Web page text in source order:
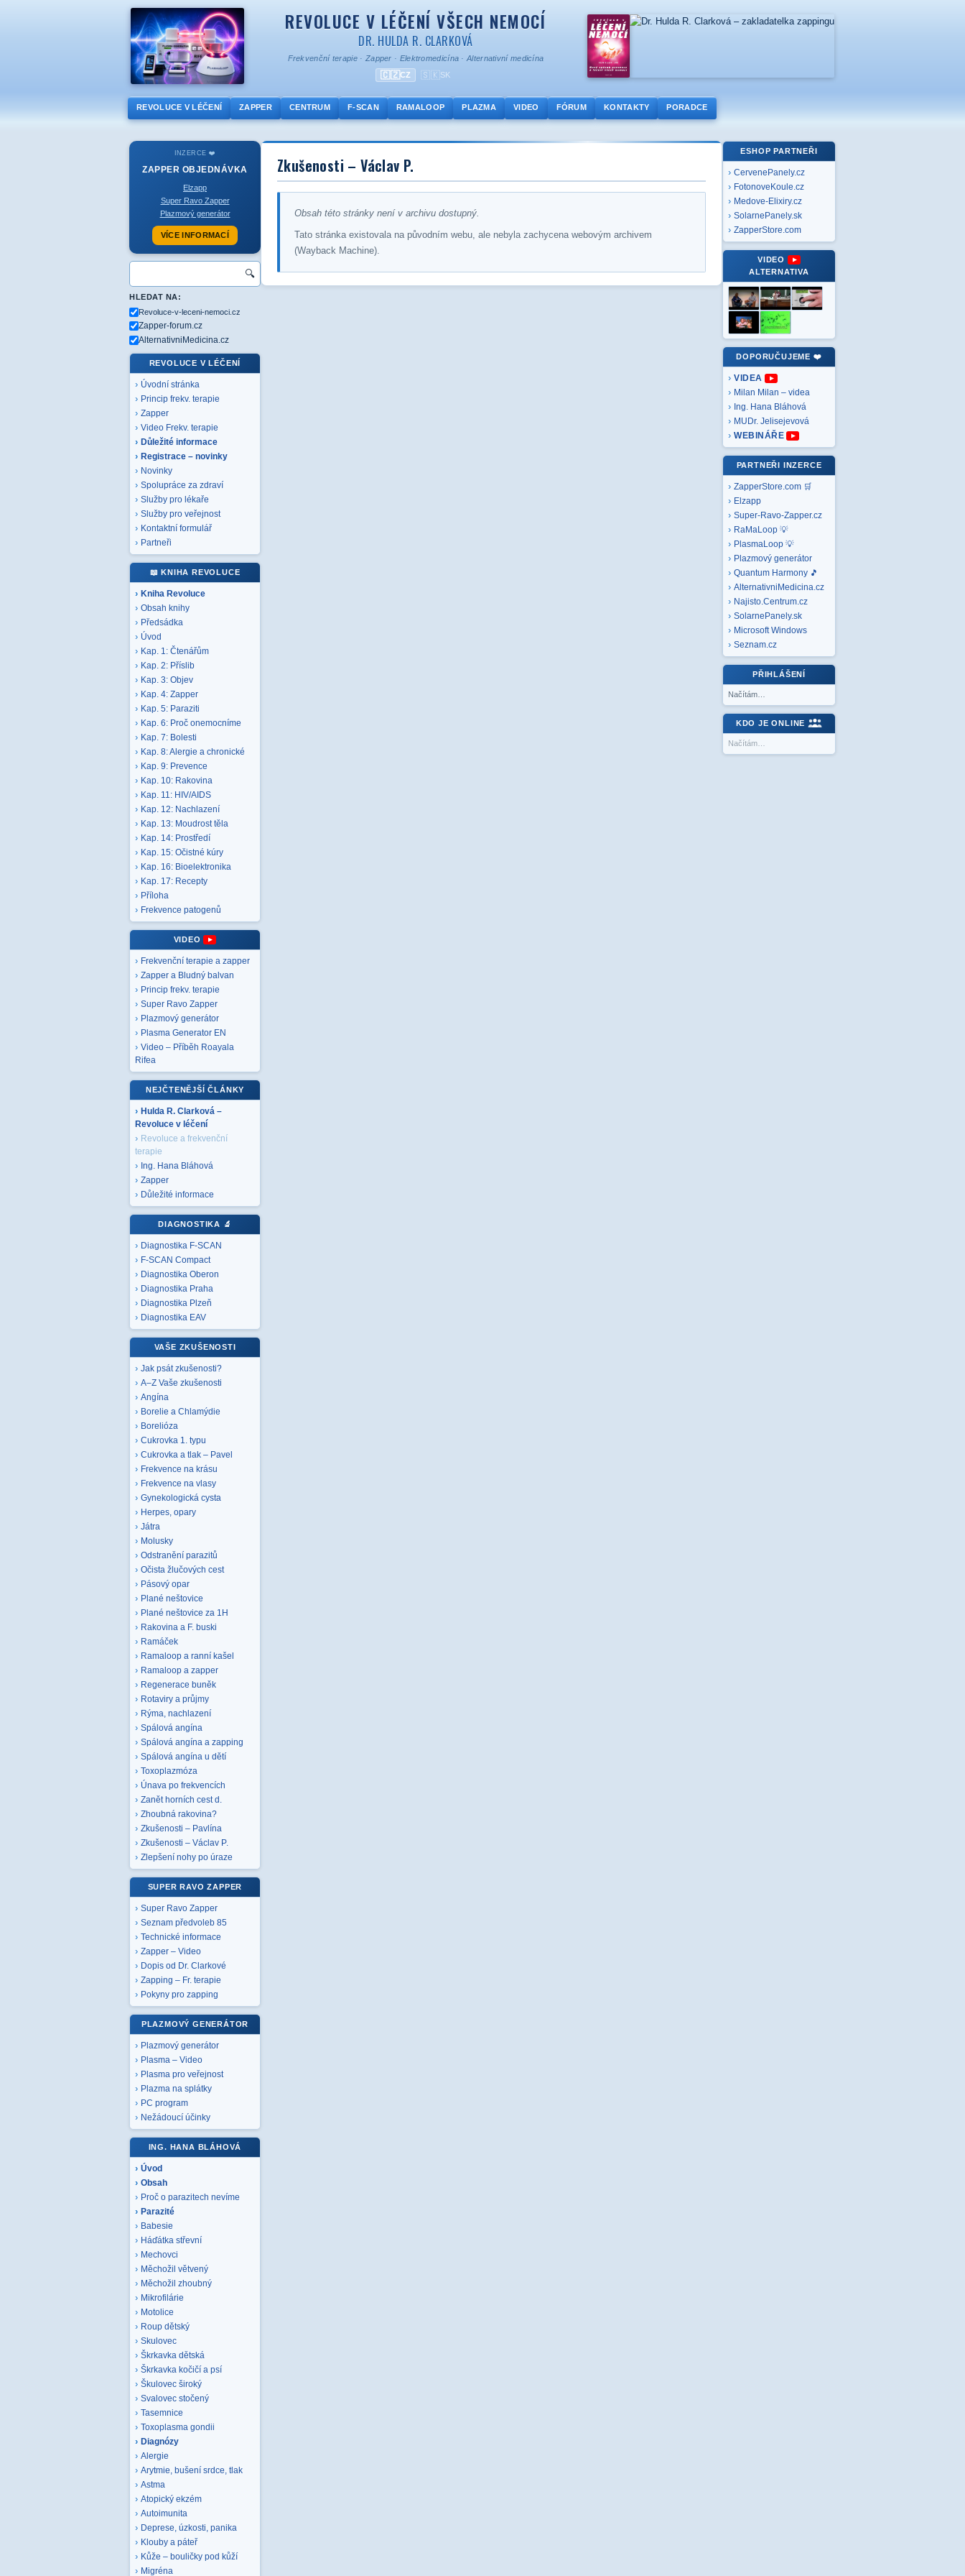
REVOLUCE V LÉČENÍ VŠECH NEMOCÍ
DR. HULDA R. CLARKOVÁ
Frekvenční terapie · Zapper · Elektromedicína ·Alternativní medicína
🇨🇿 CZ 🇸🇰SK
REVOLUCE V LÉČENÍ ZAPPER CENTRUM F-SCAN RAMALOOP PLAZMA VIDEO FÓRUM KONTAKTY PORADCE
INZERCE ❤️
ZAPPER OBJEDNÁVKA
Elzapp
Super Ravo Zapper
Plazmový generátor
VÍCE INFORMACÍ
🔍
HLEDAT NA:
Revoluce-v-leceni-nemoci.cz
Zapper-forum.cz
AlternativniMedicina.cz
REVOLUCE V LÉČENÍ
Úvodní stránka
Princip frekv. terapie
Zapper
Video Frekv. terapie
Důležité informace
Registrace – novinky
Novinky
Spolupráce za zdraví
Služby pro lékaře
Služby pro veřejnost
Kontaktní formulář
Partneři
📖 KNIHA REVOLUCE
Kniha Revoluce
Obsah knihy
Předsádka
Úvod
Kap. 1: Čtenářům
Kap. 2: Příslib
Kap. 3: Objev
Kap. 4: Zapper
Kap. 5: Paraziti
Kap. 6: Proč onemocníme
Kap. 7: Bolesti
Kap. 8: Alergie a chronické
Kap. 9: Prevence
Kap. 10: Rakovina
Kap. 11: HIV/AIDS
Kap. 12: Nachlazení
Kap. 13: Moudrost těla
Kap. 14: Prostředí
Kap. 15: Očistné kúry
Kap. 16: Bioelektronika
Kap. 17: Recepty
Příloha
Frekvence patogenů
VIDEO
Frekvenční terapie a zapper
Zapper a Bludný balvan
Princip frekv. terapie
Super Ravo Zapper
Plazmový generátor
Plasma Generator EN
Video – Příběh Roayala
Rifea
NEJČTENĚJŠÍ ČLÁNKY
Hulda R. Clarková –
Revoluce v léčení
Revoluce a frekvenční
terapie
Ing. Hana Bláhová
Zapper
Důležité informace
DIAGNOSTIKA 🔬
Diagnostika F-SCAN
F-SCAN Compact
Diagnostika Oberon
Diagnostika Praha
Diagnostika Plzeň
Diagnostika EAV
VAŠE ZKUŠENOSTI
Jak psát zkušenosti?
A–Z Vaše zkušenosti
Angína
Borelie a Chlamýdie
Borelióza
Cukrovka 1. typu
Cukrovka a tlak – Pavel
Frekvence na krásu
Frekvence na vlasy
Gynekologická cysta
Herpes, opary
Játra
Molusky
Odstranění parazitů
Očista žlučových cest
Pásový opar
Plané neštovice
Plané neštovice za 1H
Rakovina a F. buski
Ramáček
Ramaloop a ranní kašel
Ramaloop a zapper
Regenerace buněk
Rotaviry a průjmy
Rýma, nachlazení
Spálová angína
Spálová angína a zapping
Spálová angína u dětí
Toxoplazmóza
Únava po frekvencích
Zanět horních cest d.
Zhoubná rakovina?
Zkušenosti – Pavlína
Zkušenosti – Václav P.
Zlepšení nohy po úraze
SUPER RAVO ZAPPER
Super Ravo Zapper
Seznam předvoleb 85
Technické informace
Zapper – Video
Dopis od Dr. Clarkové
Zapping – Fr. terapie
Pokyny pro zapping
PLAZMOVÝ GENERÁTOR
Plazmový generátor
Plasma – Video
Plasma pro veřejnost
Plazma na splátky
PC program
Nežádoucí účinky
ING. HANA BLÁHOVÁ
Úvod
Obsah
Proč o parazitech nevíme
Parazité
Babesie
Háďátka střevní
Mechovci
Měchožil větvený
Měchožil zhoubný
Mikrofilárie
Motolice
Roup dětský
Skulovec
Škrkavka dětská
Škrkavka kočičí a psí
Škulovec široký
Svalovec stočený
Tasemnice
Toxoplasma gondii
Diagnózy
Alergie
Arytmie, bušení srdce, tlak
Astma
Atopický ekzém
Autoimunita
Deprese, úzkosti, panika
Klouby a páteř
Kůže – bouličky pod kůží
Migréna
Zkušenosti – Václav P.
Obsah této stránky není v archivu dostupný.
Tato stránka existovala na původním webu, ale nebyla zachycena webovým archivem
(Wayback Machine).
ESHOP PARTNEŘI
CervenePanely.cz
FotonoveKoule.cz
Medove-Elixiry.cz
SolarnePanely.sk
ZapperStore.com
VIDEO
ALTERNATIVA
DOPORUČUJEME ❤️
VIDEA
Milan Milan – videa
Ing. Hana Bláhová
MUDr. Jelisejevová
WEBINÁŘE
PARTNEŘI INZERCE
ZapperStore.com 🛒
Elzapp
Super-Ravo-Zapper.cz
RaMaLoop 💡
PlasmaLoop 💡
Plazmový generátor
Quantum Harmony 🎵
AlternativniMedicina.cz
Najisto.Centrum.cz
SolarnePanely.sk
Microsoft Windows
Seznam.cz
PŘIHLÁŠENÍ
Načítám…
KDO JE ONLINE
Načítám…